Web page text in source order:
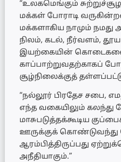
“உலகமெங்கும்
மக்கள் போராடி
மக்களாகிய நாமும்
நிலம், கடல், நீர்வளம்,
இயற்கையின்
காப்பாற்றுவதற்காகப்
சூழ்நிலைக்குத்
“நல்லூர் பிரதேச சபை,
எந்த வகையிலும் கலந்து
மாசுபடுத்தக்கூடிய
ஊருக்குக் கொண்டுவந்து
ஆரம்பித்திருப்பது
அநீதியாகும்.”